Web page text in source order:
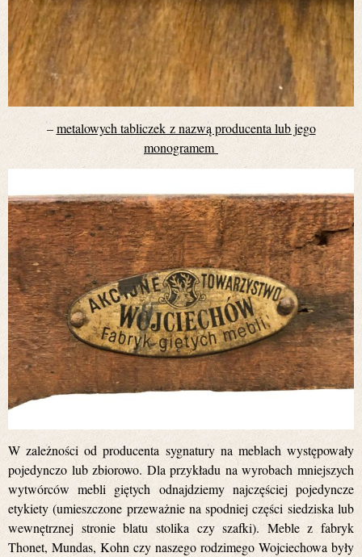
–metalowych tabliczek z nazwą producenta lub jego
monogramem
W zależności od producenta sygnatury na meblach występowały
pojedynczo lub zbiorowo. Dla przykładu na wyrobach mniejszych
wytwórców mebli giętych odnajdziemy najczęściej pojedyncze
etykiety (umieszczone przeważnie na spodniej części siedziska lub
wewnętrznej stronie blatu stolika czy szafki). Meble z fabryk
Thonet, Mundas, Kohn czy naszego rodzimego Wojciechowa były